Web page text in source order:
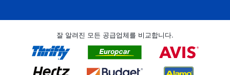
잘 알려진 모든 공급업체를 비교합니다.